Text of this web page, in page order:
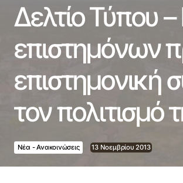
Δελτίο Τύπου
επιστημόνων
επιστημονική
τον πολιτισμό
Νέα - Ανακοινώσεις 13 Νοεμβρίου 2013